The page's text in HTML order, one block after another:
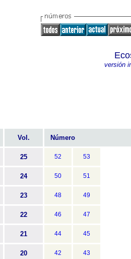
versión
Vol. Número
25 52 53
24 50 51
23 48 49
22 46 47
21 44 45
20 42 43